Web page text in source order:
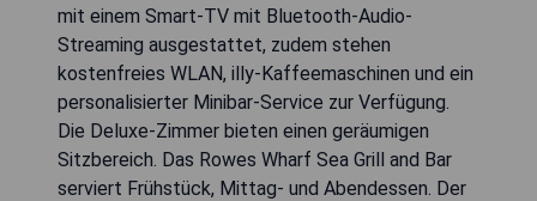
mit einem Smart-TV mit Bluetooth-Audio-
Streaming ausgestattet, zudem stehen
kostenfreies WLAN, illy-Kaffeemaschinen und ein
personalisierter Minibar-Service zur Verfügung.
Die Deluxe-Zimmer bieten einen geräumigen
Sitzbereich. Das Rowes Wharf Sea Grill and Bar
serviert Frühstück, Mittag- und Abendessen. Der